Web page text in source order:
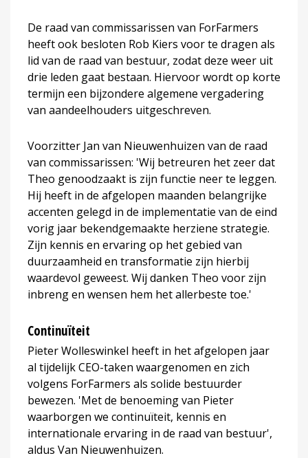
De raad van commissarissen van ForFarmers
heeft ook besloten Rob Kiers voor te dragen als
lid van de raad van bestuur, zodat deze weer uit
drie leden gaat bestaan. Hiervoor wordt op korte
termijn een bijzondere algemene vergadering
van aandeelhouders uitgeschreven.
Voorzitter Jan van Nieuwenhuizen van de raad
van commissarissen: 'Wij betreuren het zeer dat
Theo genoodzaakt is zijn functie neer te leggen.
Hij heeft in de afgelopen maanden belangrijke
accenten gelegd in de implementatie van de eind
vorig jaar bekendgemaakte herziene strategie.
Zijn kennis en ervaring op het gebied van
duurzaamheid en transformatie zijn hierbij
waardevol geweest. Wij danken Theo voor zijn
inbreng en wensen hem het allerbeste toe.'
Continuïteit
Pieter Wolleswinkel heeft in het afgelopen jaar
al tijdelijk CEO-taken waargenomen en zich
volgens ForFarmers als solide bestuurder
bewezen. 'Met de benoeming van Pieter
waarborgen we continuïteit, kennis en
internationale ervaring in de raad van bestuur',
aldus Van Nieuwenhuizen.